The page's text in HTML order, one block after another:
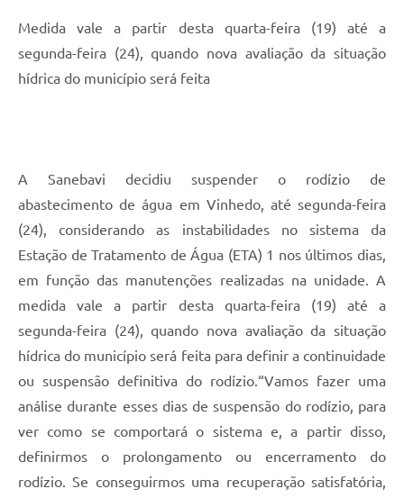
Medida vale a partir desta quarta-feira (19) até a
segunda-feira (24), quando nova avaliação da situação
hídrica do município será feita
A Sanebavi decidiu suspender o rodízio de
abastecimento de água em Vinhedo, até segunda-feira
(24), considerando as instabilidades no sistema da
Estação de Tratamento de Água (ETA) 1 nos últimos dias,
em função das manutenções realizadas na unidade. A
medida vale a partir desta quarta-feira (19) até a
segunda-feira (24), quando nova avaliação da situação
hídrica do município será feita para definir a continuidade
ou suspensão definitiva do rodízio.“Vamos fazer uma
análise durante esses dias de suspensão do rodízio, para
ver como se comportará o sistema e, a partir disso,
definirmos o prolongamento ou encerramento do
rodízio. Se conseguirmos uma recuperação satisfatória,